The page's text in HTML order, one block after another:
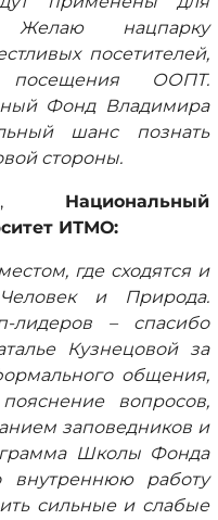
Желаю нацпарку
посетителей,
посещения ООПТ.
Фонд Владимира
шанс познать
стороны.
, Национальный
ИТМО:
где сходятся и
и Природа.
лидеров – спасибо
Кузнецовой за
общения,
вопросов,
заповедников и
Школы Фонда
внутреннюю работу
сильные и слабые